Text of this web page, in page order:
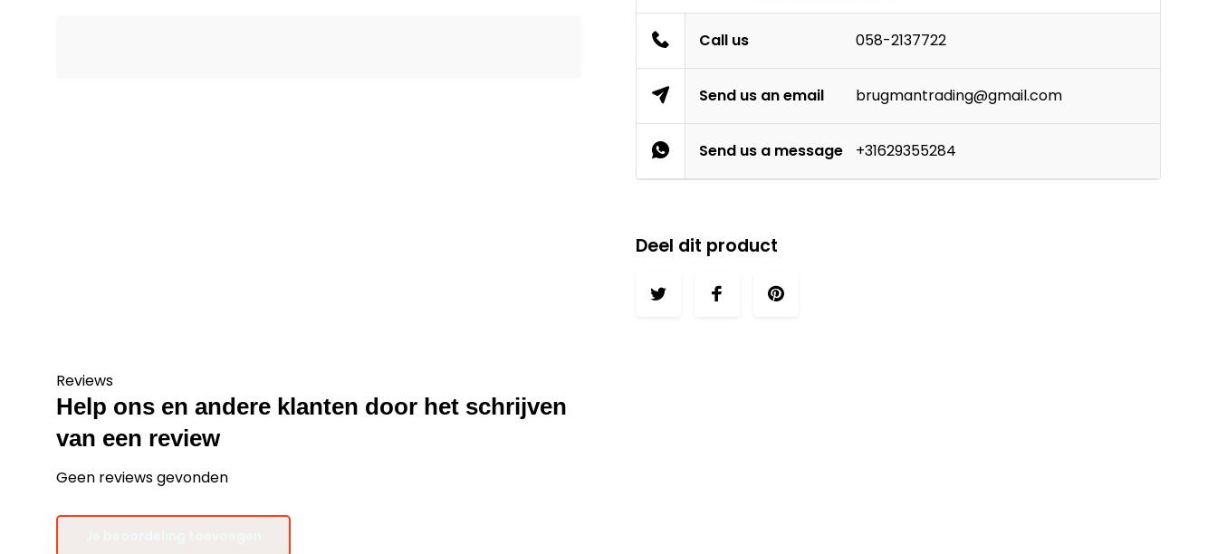
Call us 058-2137722
Send us an email brugmantrading@gmail.com
Send us a message +31629355284
Deel dit product
Reviews
Help ons en andere klanten door het schrijven
van een review
Geen reviews gevonden